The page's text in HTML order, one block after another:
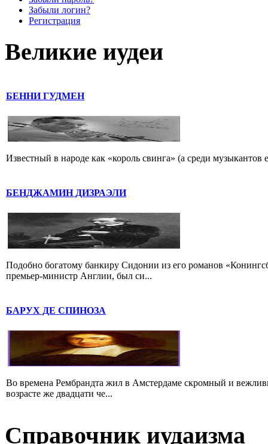
Забыли логин?
Регистрация
Великие иудеи
БЕННИ ГУДМЕН
Известный в народе как «король свинга» (а среди
БЕНДЖАМИН ДИЗРАЭЛИ
Подобно богатому банкиру Сидонии из его романов
премьер-министр Англии, был си...
БАРУХ ДЕ СПИНОЗА
Во времена Рембрандта жил в Амстердаме скромный и
возрасте же двадцати че...
Справочник иудаизма